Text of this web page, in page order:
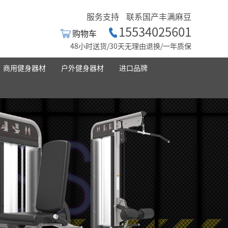
服务支持 联系国产丰满麻豆
购物车
15534025601
48小时送货/30天无理由退换/一年质保
商用健身器材 户外健身器材 进口品牌